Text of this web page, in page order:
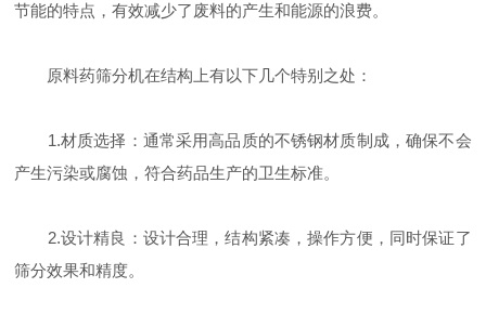
节能的特点，有效减少了废料的产生和能源的浪费。
原料药筛分机在结构上有以下几个特别之处：
1.材质选择：通常采用高品质的不锈钢材质制成，确保不会
产生污染或腐蚀，符合药品生产的卫生标准。
2.设计精良：设计合理，结构紧凑，操作方便，同时保证了
筛分效果和精度。